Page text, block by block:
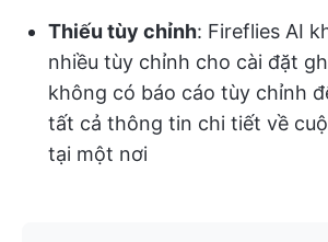
Thiếu tùy chỉnh: Fireflies AI
nhiều tùy chỉnh cho cài đặt
không có báo cáo tùy chỉnh
tất cả thông tin chi tiết về
tại một nơi